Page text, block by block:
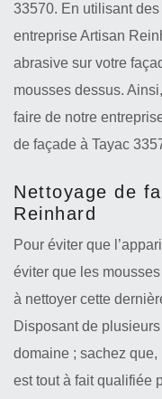
33570. En utilisant
entreprise Artisan
abrasive sur votre
mousses dessus.
faire de notre
de façade à Tayac
Nettoyage de
Reinhard
Pour éviter que
éviter que les
à nettoyer cette
Disposant de
domaine ; sachez
est tout à fait qualifiée